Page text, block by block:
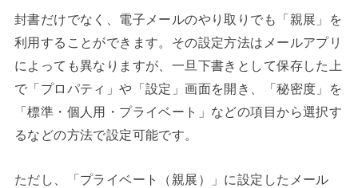
封書だけでなく、電子メールのやり取りでも「親展」を
利用することができます。その設定方法はメールアプリ
によっても異なりますが、一旦下書きとして保存した上
で「プロパティ」や「設定」画面を開き、「秘密度」を
「標準・個人用・プライベート」などの項目から選択す
るなどの方法で設定可能です。
ただし、「プライベート（親展）」に設定したメール